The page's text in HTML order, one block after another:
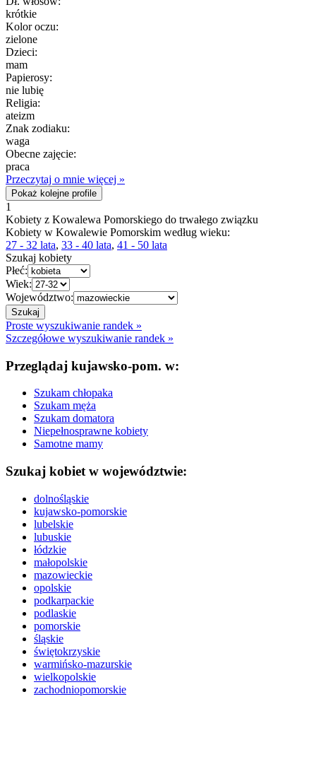
krótkie
Kolor oczu:
zielone
Dzieci:
mam
Papierosy:
nie lubię
Religia:
ateizm
Znak zodiaku:
waga
Obecne zajęcie:
praca
Przeczytaj o mnie więcej »
Pokaż kolejne profile
1
Kobiety z Kowalewa Pomorskiego do trwałego związku
Kobiety w Kowalewie Pomorskim według wieku:
27 - 32 lata, 33 - 40 lata, 41 - 50 lata
Szukaj kobiety
Płeć:
Wiek:
Województwo:
Proste wyszukiwanie randek »
Szczegółowe wyszukiwanie randek »
Przeglądaj kujawsko-pom. w:
Szukam chłopaka
Szukam męża
Szukam domatora
Niepełnosprawne kobiety
Samotne mamy
Szukaj kobiet w województwie:
dolnośląskie
kujawsko-pomorskie
lubelskie
lubuskie
łódzkie
małopolskie
mazowieckie
opolskie
podkarpackie
podlaskie
pomorskie
śląskie
świętokrzyskie
warmińsko-mazurskie
wielkopolskie
zachodniopomorskie